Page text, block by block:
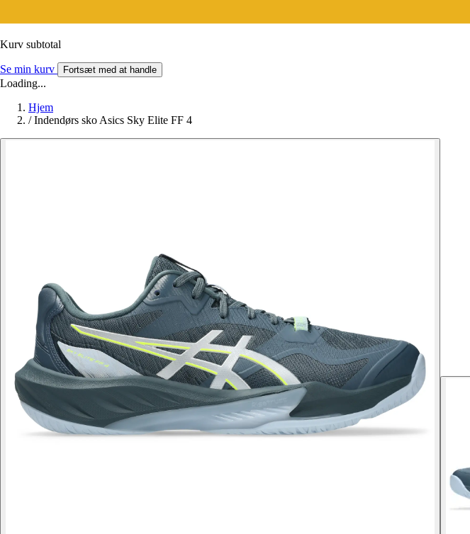
Kurv subtotal
Se min kurv Fortsæt med at handle
Loading...
Hjem
/ Indendørs sko Asics Sky Elite FF 4